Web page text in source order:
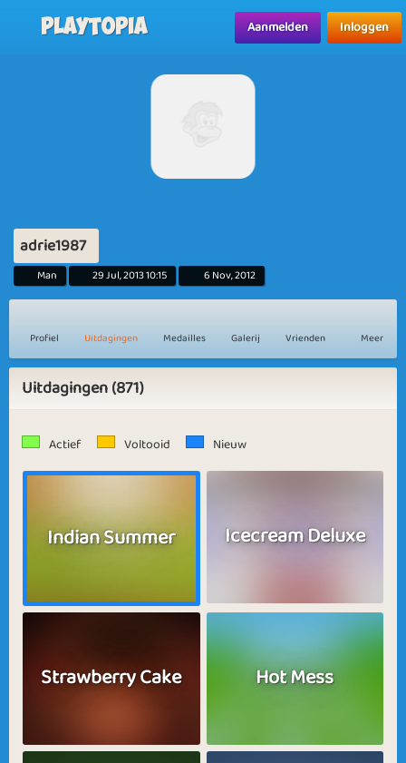
Playtopia Aanmelden Inloggen
adrie1987
Man 29 Jul, 2013 10:15 6 Nov, 2012
Profiel Uitdagingen Medailles Galerij Vrienden Meer
Uitdagingen (871)
Actief Voltooid Nieuw
Indian Summer Icecream Deluxe
Strawberry Cake Hot Mess